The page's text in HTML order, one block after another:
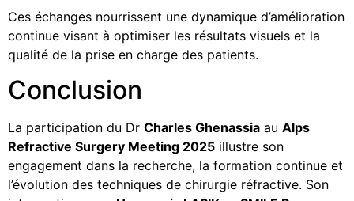
Ces échanges nourrissent une dynamique d’amélioration
continue visant à optimiser les résultats visuels et la
qualité de la prise en charge des patients.
Conclusion
La participation du Dr Charles Ghenassia au Alps
Refractive Surgery Meeting 2025 illustre son
engagement dans la recherche, la formation continue et
l’évolution des techniques de chirurgie réfractive. Son